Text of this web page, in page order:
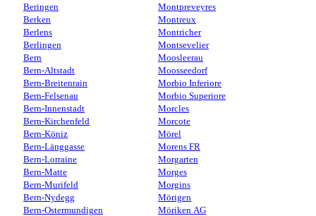
Beringen
Berken
Berlens
Berlingen
Bern
Bern-Altstadt
Bern-Breitenrain
Bern-Felsenau
Bern-Innenstadt
Bern-Kirchenfeld
Bern-Köniz
Bern-Länggasse
Bern-Lorraine
Bern-Matte
Bern-Murifeld
Bern-Nydegg
Bern-Ostermundigen
Montpreveyres
Montreux
Montricher
Montsevelier
Moosleerau
Moosseedorf
Morbio Inferiore
Morbio Superiore
Morcles
Morcote
Mörel
Morens FR
Morgarten
Morges
Morgins
Mörigen
Möriken AG